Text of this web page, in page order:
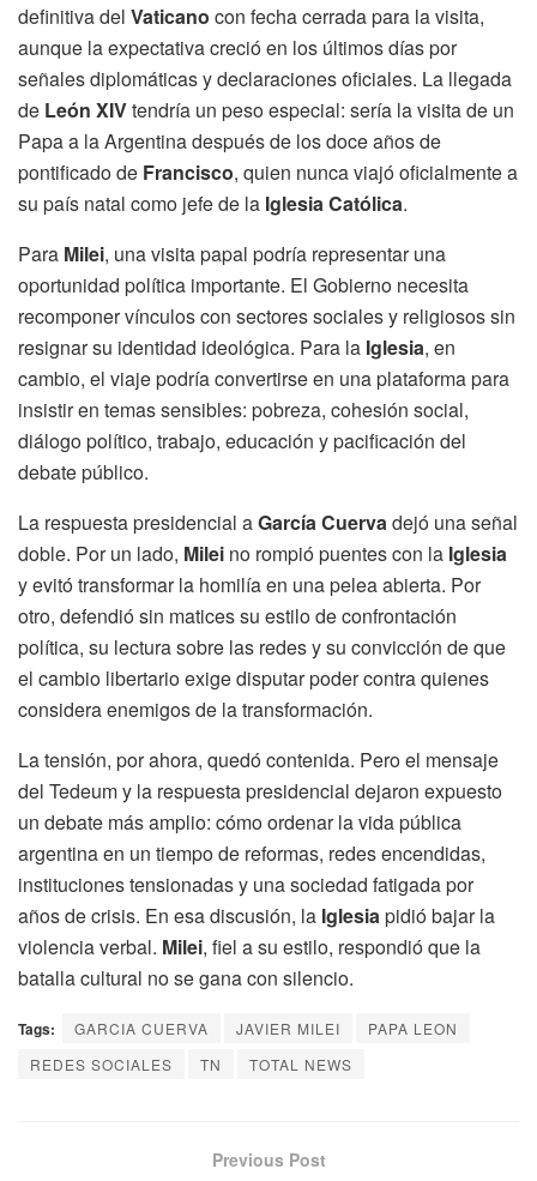
definitiva del Vaticano con fecha cerrada para la visita,
aunque la expectativa creció en los últimos días por
señales diplomáticas y declaraciones oficiales. La llegada
de León XIVtendría un peso especial: sería la visita de un
Papa a la Argentina después de los doce años de
pontificado de Francisco, quien nunca viajó oficialmente a
su país natal como jefe de la Iglesia Católica.
Para Milei, una visita papal podría representar una
oportunidad política importante. El Gobierno necesita
recomponer vínculos con sectores sociales y religiosos sin
resignar su identidad ideológica. Para la Iglesia, en
cambio, el viaje podría convertirse en una plataforma para
insistir en temas sensibles: pobreza, cohesión social,
diálogo político, trabajo, educación y pacificación del
debate público.
La respuesta presidencial aGarcía Cuervadejó una señal
doble. Por un lado, Milei no rompió puentes con la Iglesia
y evitó transformar la homilía en una pelea abierta. Por
otro, defendió sin matices su estilo de confrontación
política, su lectura sobre las redes y su convicción de que
el cambio libertario exige disputar poder contra quienes
considera enemigos de la transformación.
La tensión, por ahora, quedó contenida. Pero el mensaje
del Tedeum y la respuesta presidencial dejaron expuesto
un debate más amplio: cómo ordenar la vida pública
argentina en un tiempo de reformas, redes encendidas,
instituciones tensionadas y una sociedad fatigada por
años de crisis. En esa discusión, la Iglesiapidió bajar la
violencia verbal. Milei, fiel a su estilo, respondió que la
batalla cultural no se gana con silencio.
Tags: GARCIA CUERVA JAVIER MILEI
PAPA LEON
REDES SOCIALES
TN TOTAL NEWS
Previous Post